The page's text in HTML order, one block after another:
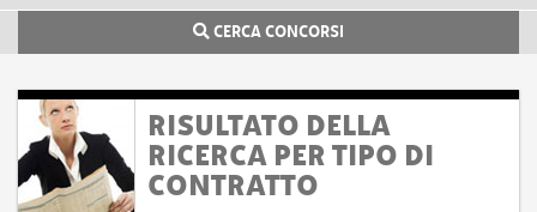
CERCA CONCORSI
RISULTATO DELLA
RICERCA PER TIPO DI
CONTRATTO